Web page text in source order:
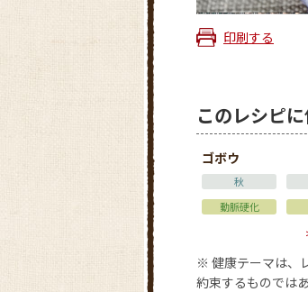
印刷する
このレシピ
ゴボウ
秋
動脈硬化
※ 健康テーマは、
約束するものでは